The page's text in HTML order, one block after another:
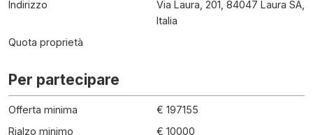
Indirizzo
Via Laura, 201, 84047 Laura SA,
Italia
Quota proprietà
Per partecipare
Offerta minima
€ 197155
Rialzo minimo
€ 10000